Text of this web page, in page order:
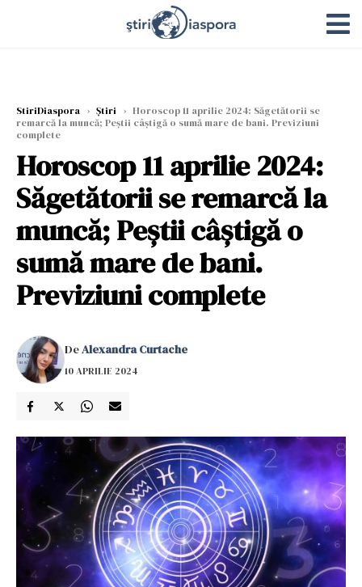
StiriDiaspora › Știri › Horoscop 11 aprilie 2024: Săgetătorii se
remarcă la muncă; Peștii câștigă o sumă mare de bani. Previziuni
complete
Horoscop 11 aprilie 2024:
Săgetătorii se remarcă la
muncă; Peștii câștigă o
sumă mare de bani.
Previziuni complete
DeAlexandra Curtache
10 APRILIE 2024